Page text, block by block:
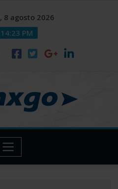
8 agosto 2026
PM